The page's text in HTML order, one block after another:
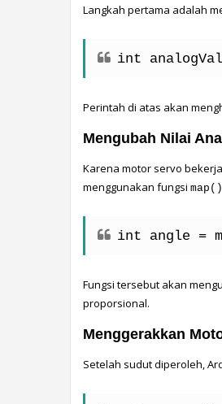
Langkah pertama adalah
int
Perintah di atas akan
Mengubah Nilai
Karena motor servo
menggunakan fungsi map()
int angle =
Fungsi tersebut akan
proporsional.
Menggerakkan
Setelah sudut diperoleh,